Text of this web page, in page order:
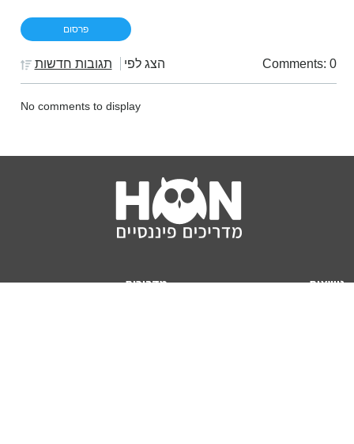
Comments: 0 הצג לפי תגובות חדשות
No comments to display
נושאים
מדריכים